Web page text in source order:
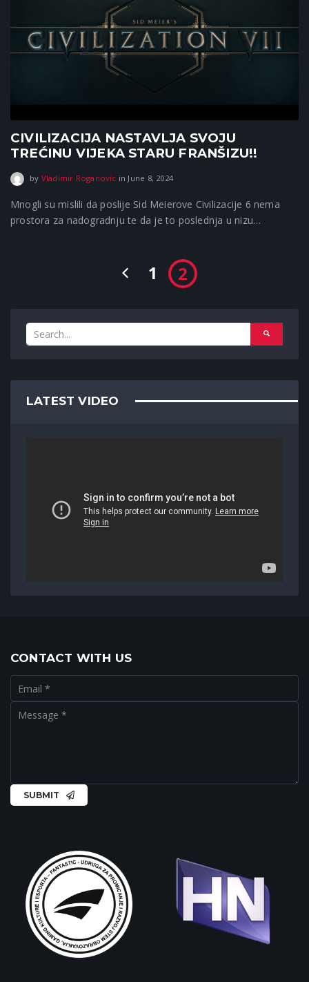
CIVILIZACIJA NASTAVLJA SVOJU
TREĆINU VIJEKA STARU FRANŠIZU!!
by Vladimir Roganovic in June 8, 2024September 16, 2025
Mnogli su mislili da poslije Sid Meierove Civilizacije 6 nema
prostora za nadogradnju te da je to poslednja u nizu…
1 2
LATEST VIDEO
CONTACT WITH US
SUBMIT